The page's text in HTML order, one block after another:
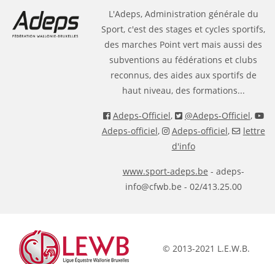
L'Adeps, Administration générale du
Sport, c'est des stages et cycles sportifs,
des marches Point vert mais aussi des
subventions au fédérations et clubs
reconnus, des aides aux sportifs de
haut niveau, des formations...
Adeps-Officiel, @Adeps-Officiel,
Adeps-officiel, Adeps-officiel,
lettre
d'info
www.sport-adeps.be - adeps-
info@cfwb.be - 02/413.25.00
© 2013-2021 L.E.W.B.